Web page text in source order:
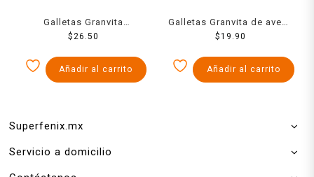
Galletas Granvita
Hojuelitas de avena
vainilla 112 g
$26.50
Añadir al carrito
Galletas Granvita de avena
sabor vainilla 90 g
$19.90
Añadir al carrito
Superfenix.mx
Servicio a domicilio